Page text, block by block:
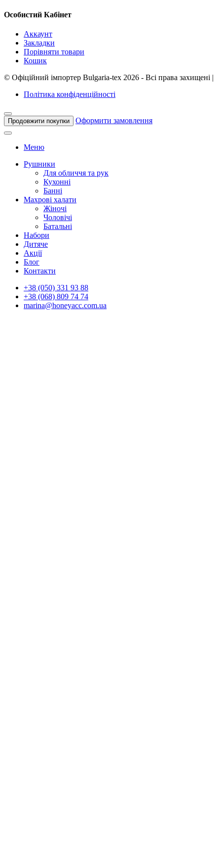
Особистий Кабінет
Аккаунт
Закладки
Порівняти товари
Кошик
© Офіційний імпортер Bulgaria-tex 2026 - Всі права захищені |
Політика конфіденційності
Продовжити покупки Оформити замовлення
Меню
Рушники
Для обличчя та рук
Кухонні
Банні
Махрові халати
Жіночі
Чоловічі
Батальні
Набори
Дитяче
Акції
Блог
Контакти
+38 (050) 331 93 88
+38 (068) 809 74 74
marina@honeyacc.com.ua